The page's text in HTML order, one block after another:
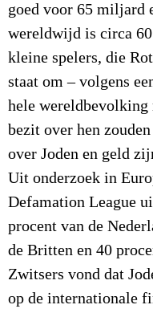
goed voor 65 miljard
wereldwijd is circa
kleine spelers, die
staat om – volgens
hele
bezit over hen
over Joden en geld
Uit onderzoek in
Defamation League
procent van de
de Britten en 40
Zwitsers vond dat
op de internationale